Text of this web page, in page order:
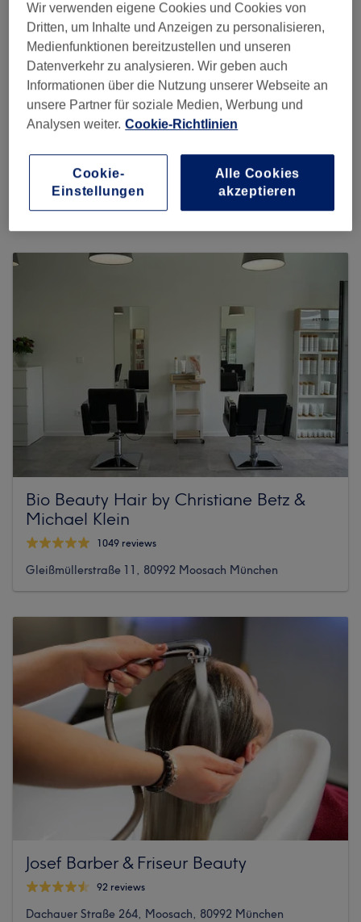
Mema's Friseur und Beautysalon
182 reviews
Baubergerstraße 49,, Moosach, 80992 München
Bio Beauty Hair by Christiane Betz &
Michael Klein
1049 reviews
Gleißmüllerstraße 11, 80992 Moosach München
Josef Barber & Friseur Beauty
92 reviews
Dachauer Straße 264, Moosach, 80992 München
Wir verwenden eigene Cookies und Cookies von
Dritten, um Inhalte und Anzeigen zu personalisieren,
Medienfunktionen bereitzustellen und unseren
Datenverkehr zu analysieren. Wir geben auch
Informationen über die Nutzung unserer Webseite an
unsere Partner für soziale Medien, Werbung und
Analysen weiter. Cookie-Richtlinien
Cookie-
Einstellungen
Alle Cookies
akzeptieren